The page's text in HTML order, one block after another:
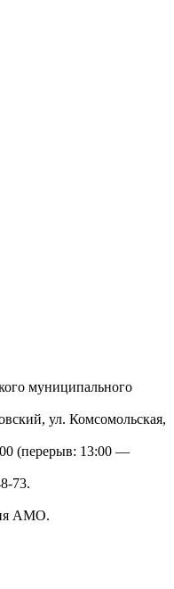
муниципального
ул. Комсомольская,
(перерыв: 13:00 —
73.
АМО.